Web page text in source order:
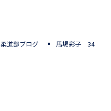
柔道部ブログ 馬場彩子 34